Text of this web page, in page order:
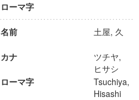
ローマ字
名前 土屋, 久
カナ
ツチヤ,
ヒサシ
ローマ字
Tsuchiya,
Hisashi